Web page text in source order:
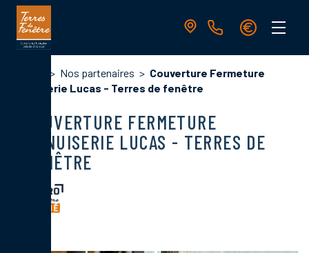
Aller
contenu
principale
Nos partenaires
Couverture Fermeture
Menuiserie Lucas - Terres de fenêtre
COUVERTURE FERMETURE
MENUISERIE LUCAS - TERRES DE
FENÊTRE